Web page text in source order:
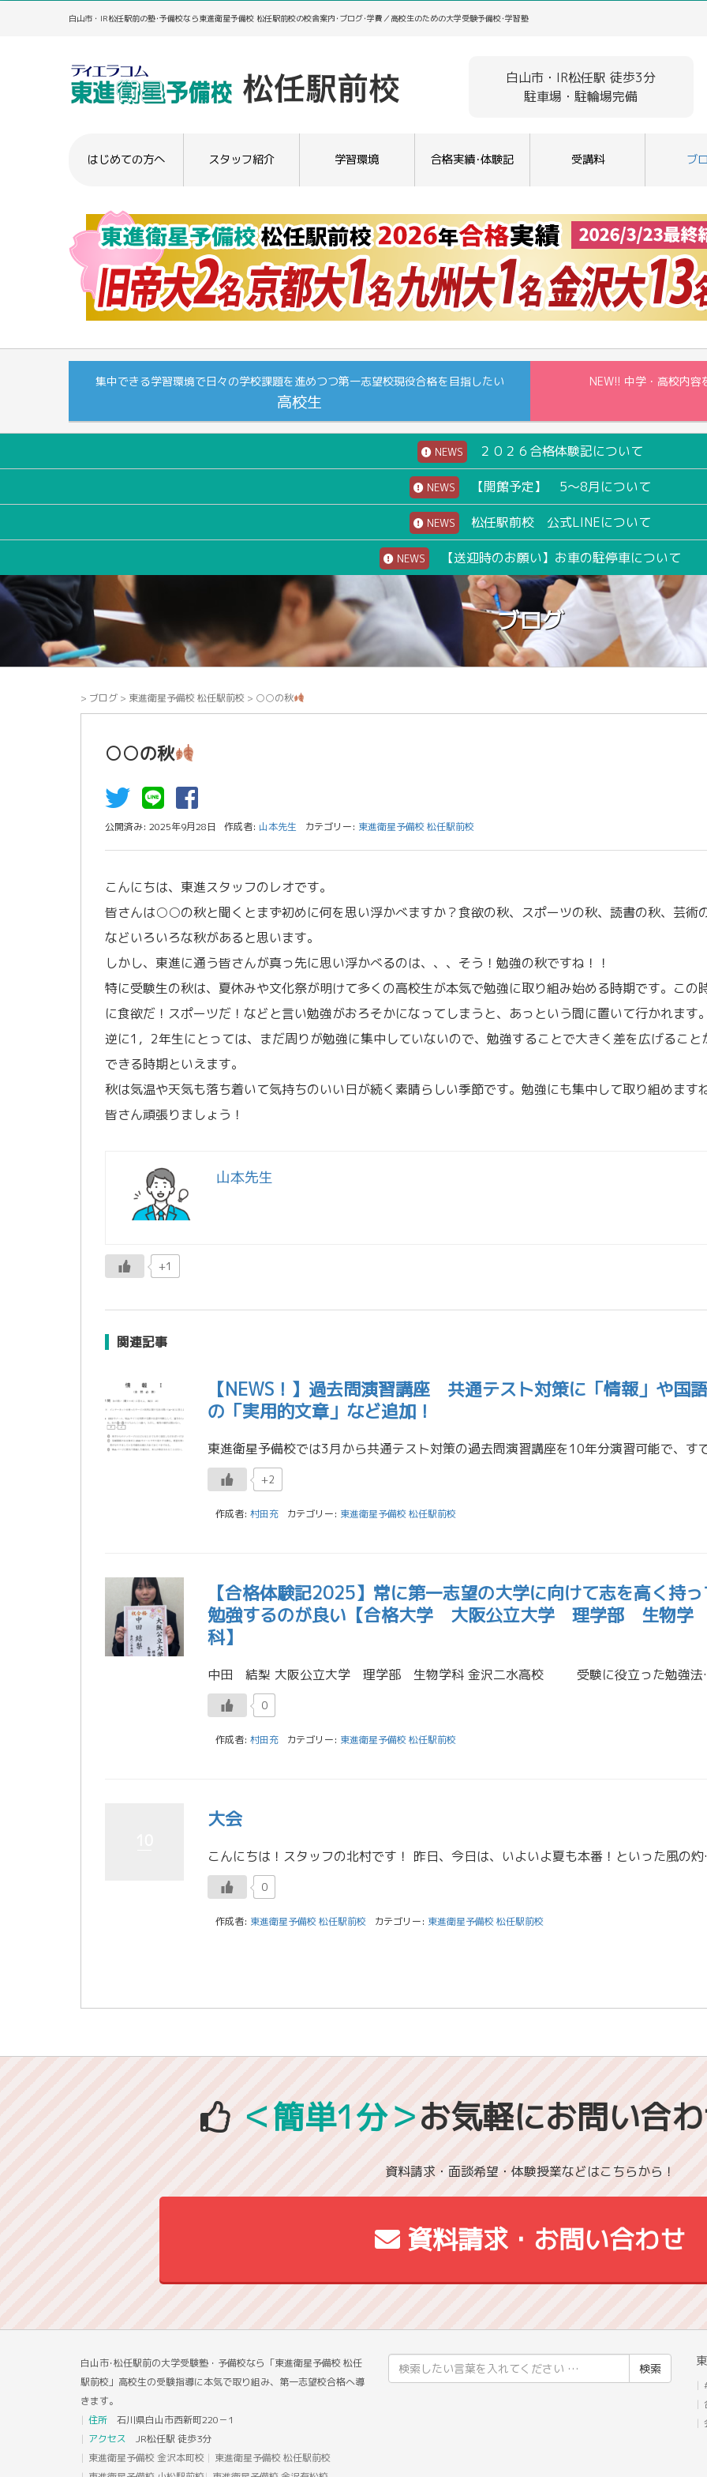
白山市・IR松任駅前の塾･予備校なら東進衛星予備校 松任駅前校の校舎案内･ブログ･学費／高校生のための大学受験予備校･学習塾
白山市・IR松任駅 徒歩3分
駐車場・駐輪場完備
はじめての方へ スタッフ紹介 学習環境 合格実績･体験記 受講料 ブ
集中できる学習環境で日々の学校課題を進めつつ第一志望校現役合格を目指したい
高校生
NEW!! 中学・高校内容
NEWS ２０２６合格体験記について
NEWS 【開館予定】 5～8月について
NEWS 松任駅前校 公式LINEについて
NEWS 【送迎時のお願い】お車の駐停車について
ブログ
> ブログ > 東進衛星予備校 松任駅前校 > ○○の秋
○○の秋
公開済み: 2025年9月28日 作成者: 山本先生 カテゴリー: 東進衛星予備校 松任駅前校
こんにちは、東進スタッフのレオです。
皆さんは○○の秋と聞くとまず初めに何を思い浮かべますか？食欲の秋、スポーツの秋、読書の秋、芸術
などいろいろな秋があると思います。
しかし、東進に通う皆さんが真っ先に思い浮かべるのは、、、そう！勉強の秋ですね！！
特に受験生の秋は、夏休みや文化祭が明けて多くの高校生が本気で勉強に取り組み始める時期です。この
に食欲だ！スポーツだ！などと言い勉強がおろそかになってしまうと、あっという間に置いて行かれます。
逆に1，2年生にとっては、まだ周りが勉強に集中していないので、勉強することで大きく差を広げること
できる時期といえます。
秋は気温や天気も落ち着いて気持ちのいい日が続く素晴らしい季節です。勉強にも集中して取り組めます
皆さん頑張りましょう！
山本先生
+1
関連記事
【NEWS！】過去問演習講座 共通テスト対策に「情報」や国語
の「実用的文章」など追加！
+2
作成者: 村田充 カテゴリー: 東進衛星予備校 松任駅前校
【合格体験記2025】常に第一志望の大学に向けて志を高く持っ
勉強するのが良い【合格大学 大阪公立大学 理学部 生物学
科】
中田 結梨 大阪公立大学 理学部 生物学科 金沢二
0
作成者: 村田充 カテゴリー: 東進衛星予備校 松任駅前校
大会
こんにちは！ス
0
作成者: 東進衛星予備校 松任駅前校 カテゴリー: 東進衛星予備校 松任駅前校
＜簡単1分＞お気軽にお問い合
資料請求・面談希望・体験授業などはこちらから！
資料請求・お問い合わせ
白山市･松任駅前の大学受験塾・予備校なら「東進衛星予備校 松任
駅前校」高校生の受験指導に本気で取り組み、第一志望校合格へ導
きます。
住所 石川県白山市西新町220－1
アクセス JR松任駅 徒歩3分
東進衛星予備校 金沢本町校
東進衛星予備校 松任駅前校
索